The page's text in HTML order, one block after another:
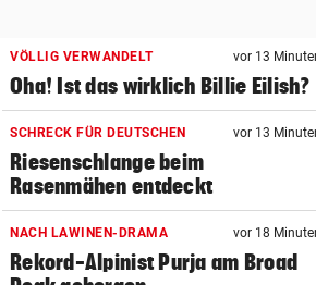
VÖLLIG VERWANDELT vor 13
Oha! Ist das wirklich Billie Eilish?
SCHRECK FÜR DEUTSCHEN vor 13
Riesenschlange beim
Rasenmähen entdeckt
NACH LAWINEN-DRAMA vor 18
Rekord-Alpinist Purja am Broad